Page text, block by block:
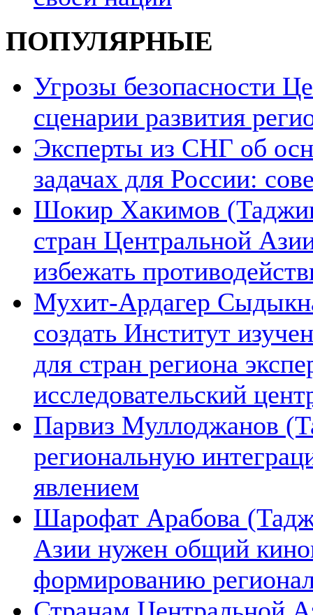
ПОПУЛЯРНЫЕ
Угрозы безопасности
сценарии развития
Эксперты из СНГ об
задачах для России:
Шокир Хакимов
стран Центральной
избежать
Мухит-Ардагер
создать Институт
для стран региона
исследовательский
Парвиз Муллоджанов
региональную
явлением
Шарофат Арабова
Азии нужен общий
формированию